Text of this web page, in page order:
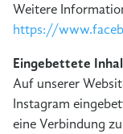
Weitere
https://
Eingebettete
Auf unserer
Instagram
eine Verbindung